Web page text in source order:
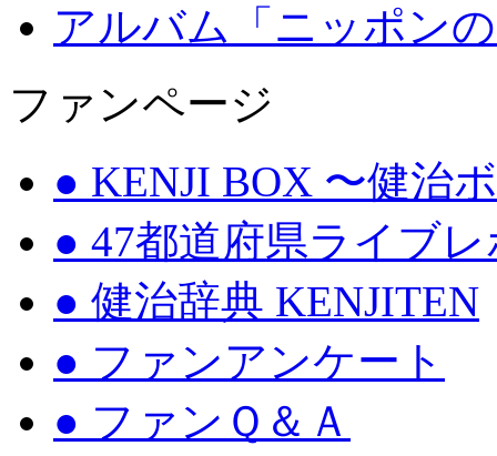
アルバム「ニッポン
ファンページ
● KENJI BOX 〜健治
● 47都道府県ライブ
● 健治辞典 KENJITEN
● ファンアンケート
● ファンＱ＆Ａ